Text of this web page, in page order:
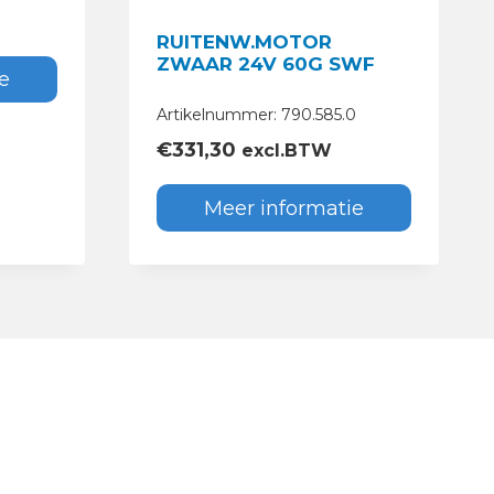
RUITENW.MOTOR
ZWAAR 24V 60G SWF
Artikelnummer: 790.585.0
€331,30 excl.BTW
Meer informatie